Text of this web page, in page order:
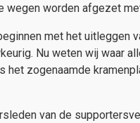
worden afgezet
met het uitleggen
Nu weten wij waar
zogenaamde
van de